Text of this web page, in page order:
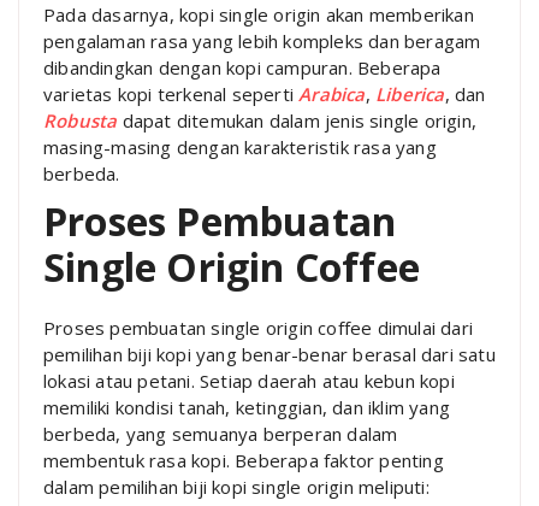
Pada dasarnya, kopi single origin akan memberikan
pengalaman rasa yang lebih kompleks dan beragam
dibandingkan dengan kopi campuran. Beberapa
varietas kopi terkenal seperti Arabica, Liberica, dan
Robusta dapat ditemukan dalam jenis single origin,
masing-masing dengan karakteristik rasa yang
berbeda.
Proses Pembuatan
Single Origin Coffee
Proses pembuatan single origin coffee dimulai dari
pemilihan biji kopi yang benar-benar berasal dari satu
lokasi atau petani. Setiap daerah atau kebun kopi
memiliki kondisi tanah, ketinggian, dan iklim yang
berbeda, yang semuanya berperan dalam
membentuk rasa kopi. Beberapa faktor penting
dalam pemilihan biji kopi single origin meliputi: